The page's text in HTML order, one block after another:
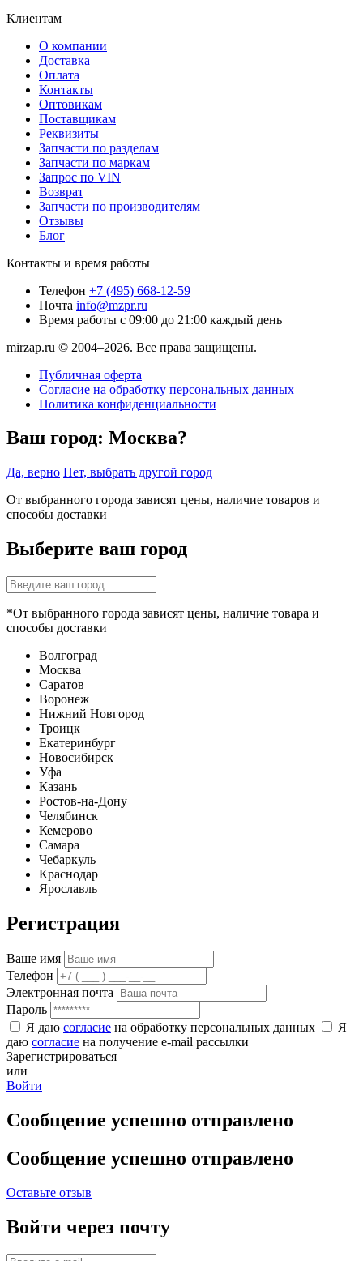
Клиентам
О компании
Доставка
Оплата
Контакты
Оптовикам
Поставщикам
Реквизиты
Запчасти по разделам
Запчасти по маркам
Запрос по VIN
Возврат
Запчасти по производителям
Отзывы
Блог
Контакты и время работы
Телефон +7 (495) 668-12-59
Почта info@mzpr.ru
Время работы с 09:00 до 21:00 каждый день
mirzap.ru © 2004–2026. Все права защищены.
Публичная оферта
Согласие на обработку персональных данных
Политика конфиденциальности
Ваш город: Москва?
Да, верно Нет, выбрать другой город
От выбранного города зависят цены, наличие товаров и
способы доставки
Выберите ваш город
*От выбранного города зависят цены, наличие товара и
способы доставки
Волгоград
Москва
Саратов
Воронеж
Нижний Новгород
Троицк
Екатеринбург
Новосибирск
Уфа
Казань
Ростов-на-Дону
Челябинск
Кемерово
Самара
Чебаркуль
Краснодар
Ярославль
Регистрация
Ваше имя
Телефон
Электронная почта
Пароль
Я даю согласие на обработку персональных данных
Я
даю согласие на получение e-mail рассылки
Зарегистрироваться
или
Войти
Сообщение успешно отправлено
Сообщение успешно отправлено
Оставьте отзыв
Войти через почту